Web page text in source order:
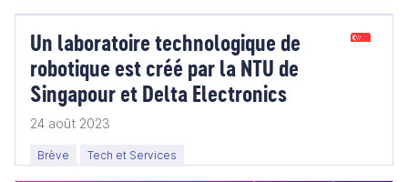
Un laboratoire technologique de
robotique est créé par la NTU de
Singapour et Delta Electronics
24 août 2023
Brève Tech et Services